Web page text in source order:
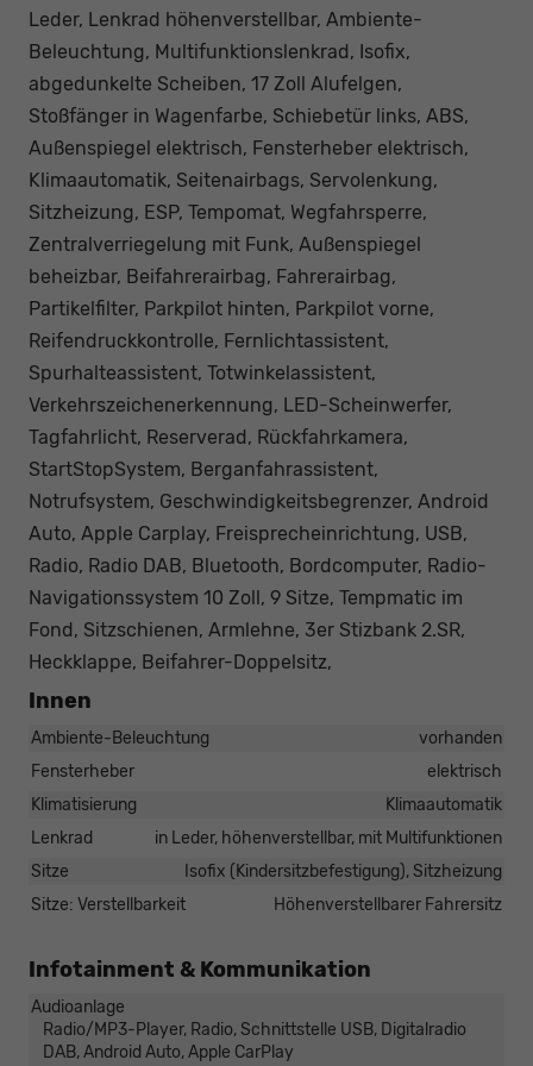
Leder, Lenkrad höhenverstellbar, Ambiente-
Beleuchtung, Multifunktionslenkrad, Isofix,
abgedunkelte Scheiben, 17 Zoll Alufelgen,
Stoßfänger in Wagenfarbe, Schiebetür links, ABS,
Außenspiegel elektrisch, Fensterheber elektrisch,
Klimaautomatik, Seitenairbags, Servolenkung,
Sitzheizung, ESP, Tempomat, Wegfahrsperre,
Zentralverriegelung mit Funk, Außenspiegel
beheizbar, Beifahrerairbag, Fahrerairbag,
Partikelfilter, Parkpilot hinten, Parkpilot vorne,
Reifendruckkontrolle, Fernlichtassistent,
Spurhalteassistent, Totwinkelassistent,
Verkehrszeichenerkennung, LED-Scheinwerfer,
Tagfahrlicht, Reserverad, Rückfahrkamera,
StartStopSystem, Berganfahrassistent,
Notrufsystem, Geschwindigkeitsbegrenzer, Android
Auto, Apple Carplay, Freisprecheinrichtung, USB,
Radio, Radio DAB, Bluetooth, Bordcomputer, Radio-
Navigationssystem 10 Zoll, 9 Sitze, Tempmatic im
Fond, Sitzschienen, Armlehne, 3er Stizbank 2.SR,
Heckklappe, Beifahrer-Doppelsitz,
Innen
Ambiente-Beleuchtung
vorhanden
Fensterheber
elektrisch
Klimatisierung
Klimaautomatik
Lenkrad
in Leder, höhenverstellbar, mit Multifunktionen
Sitze
Isofix (Kindersitzbefestigung), Sitzheizung
Sitze: Verstellbarkeit
Höhenverstellbarer Fahrersitz
Infotainment & Kommunikation
Audioanlage
Radio/MP3-Player, Radio, Schnittstelle USB, Digitalradio
DAB, Android Auto, Apple CarPlay